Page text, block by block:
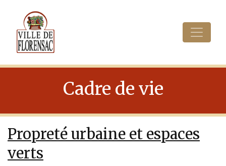
Cadre de vie
Propreté urbaine et espaces
verts